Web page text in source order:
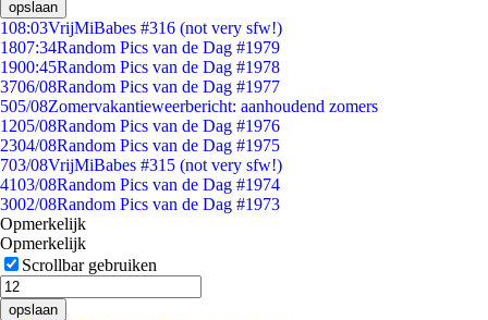
opslaan
108:03VrijMiBabes #316 (not very sfw!)
1807:34Random Pics van de Dag #1979
1900:45Random Pics van de Dag #1978
3706/08Random Pics van de Dag #1977
505/08Zomervakantieweerbericht: aanhoudend zomers
1205/08Random Pics van de Dag #1976
2304/08Random Pics van de Dag #1975
703/08VrijMiBabes #315 (not very sfw!)
4103/08Random Pics van de Dag #1974
3002/08Random Pics van de Dag #1973
Opmerkelijk
Opmerkelijk
Scrollbar gebruiken
opslaan